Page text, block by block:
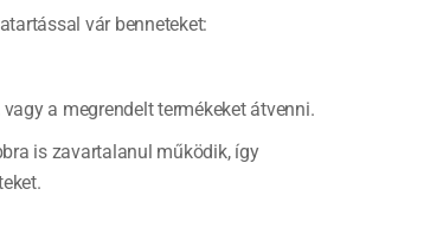
vár benneteket:
a megrendelt termékeket átvenni.
is zavartalanul működik, így